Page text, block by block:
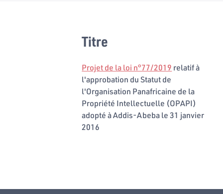
Titre
Projet de la loi n°77/2019 relatif à
l'approbation du Statut de
l'Organisation Panafricaine de la
Propriété Intellectuelle (OPAPI)
adopté à Addis-Abeba le 31 janvier
2016